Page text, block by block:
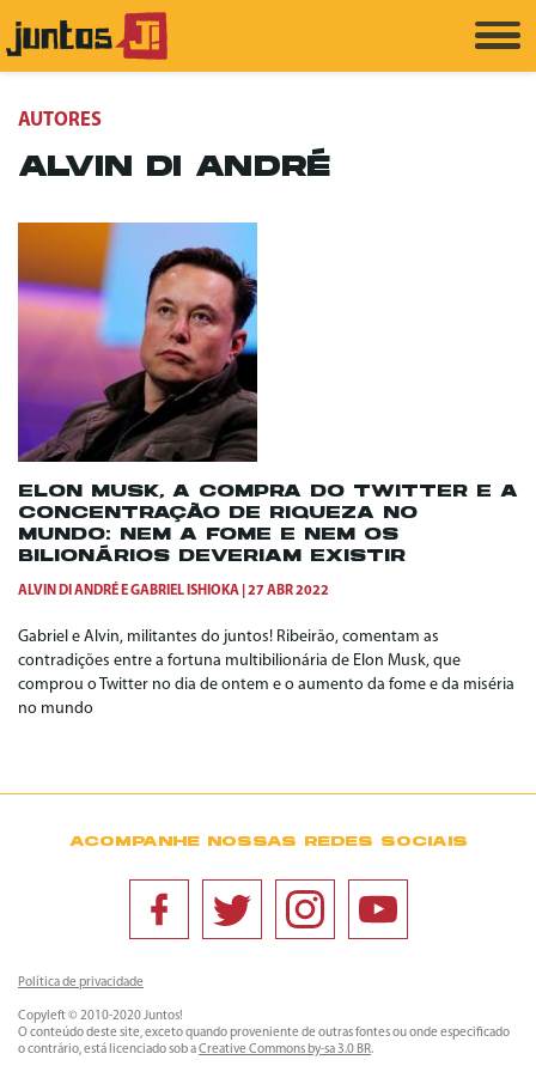
AUTORES
ALVIN DI ANDRÉ
ELON MUSK, A COMPRA DO TWITTER E A
CONCENTRAÇÃO DE RIQUEZA NO
MUNDO: NEM A FOME E NEM OS
BILIONÁRIOS DEVERIAM EXISTIR
ALVIN DI ANDRÉ EGABRIEL ISHIOKA 27 ABR 2022
Gabriel e Alvin, militantes do juntos! Ribeirão, comentam as
contradições entre a fortuna multibilionária de Elon Musk, que
comprou o Twitter no dia de ontem e o aumento da fome e da miséria
no mundo
ACOMPANHE NOSSAS REDES SOCIAIS
Política de privacidade
Copyleft © 2010-2020 Juntos!
O conteúdo deste site, exceto quando proveniente de outras fontes ou onde especificado
o contrário, está licenciado sob aCreative Commons by-sa 3.0 BR.